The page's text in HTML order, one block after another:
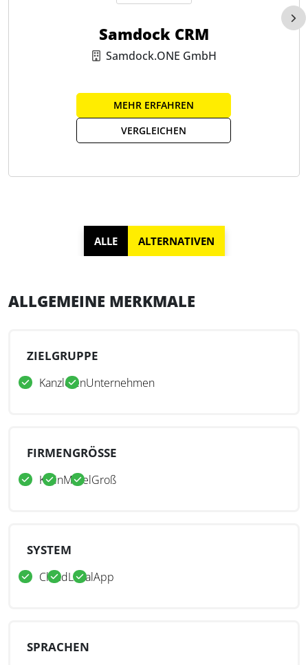
Samdock CRM
Samdock.ONE GmbH
MEHR ERFAHREN
VERGLEICHEN
ALLGEMEINE MERKMALE
ZIELGRUPPE
KanzleienUnternehmen
FIRMENGRÖSSE
KleinMittelGroß
SYSTEM
CloudLokalApp
SPRACHEN